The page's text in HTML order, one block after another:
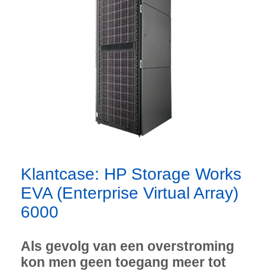
Klantcase: HP Storage Works
EVA (Enterprise Virtual Array)
6000
Als gevolg van een overstroming
kon men geen toegang meer tot